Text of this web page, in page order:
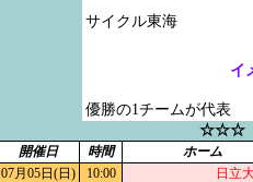
イ
優勝の1チームが代表
☆☆☆
開催日 時間 ホーム
07月05日(日) 10:00
日立